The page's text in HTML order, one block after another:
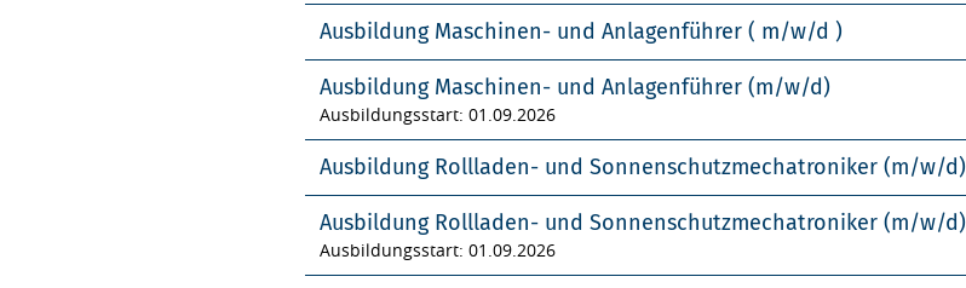
Ausbildung Maschinen- und Anlagenführer ( m/w/d )
Ausbildung Maschinen- und Anlagenführer (m/w/d)
Ausbildungsstart: 01.09.2026
Ausbildung Rollladen- und Sonnenschutzmechatroniker (m/w/d)
Ausbildung Rollladen- und Sonnenschutzmechatroniker (m/w/d)
Ausbildungsstart: 01.09.2026